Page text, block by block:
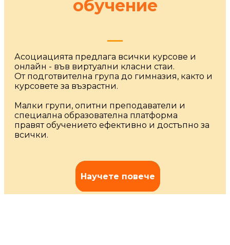
обучение
Асоциацията предлага всички курсове и
онлайн - във виртуални класни стаи.
От подготвителна група до гимназия, както и
курсовете за възрастни.
Малки групи, опитни преподаватели и
специална образователна платформа
правят обучението ефективно и достъпно за
всички.
Научете повече